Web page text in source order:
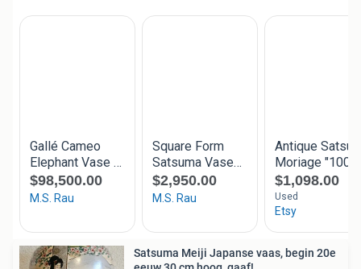
Satsuma Meiji Japanse vaas, begin 20e